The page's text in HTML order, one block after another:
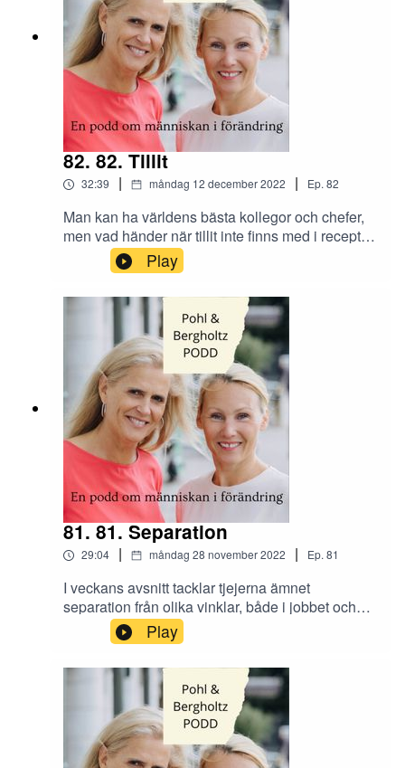
82. 82. Tillit
32:39 | måndag 12 december 2022 | Ep. 82
Man kan ha världens bästa kollegor och chefer,
men vad händer när tillit inte finns med i receptet
på arbetsplatsen? Hur sätter man ihop ett bra
team med olika personligheter? Hur ska du som
ledare få teamet att leverera? Trygghet är en
viktig faktor på arbetsplatsen men hur kopplas
det egentligen till tillit?Skicka era tankar och
synpunkter om tillit på arbetsplatsen till Instagram
@tranahjarnan och @insightcompetence
Play
81. 81. Separation
29:04 | måndag 28 november 2022 | Ep.81
I veckans avsnitt tacklar tjejerna ämnet
separation från olika vinklar, både i jobbet och
privat. Hur ska man tänka utifrån barnen
perspektiv när man separerar? Vilka känslor kan
uppstå om man säger upp sig från ett jobb och
hur hanterar man det?Nästa avsnitt handlar om
ämnet tillit! Skicka era tankar och synpunkter om
tillit på arbetsplatsen till Instagram
@tranahjarnan och @insightcompetence
Play